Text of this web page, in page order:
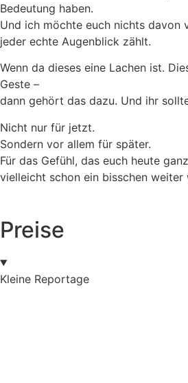
Bedeutung haben.
Und ich möchte euch nichts davon
jeder echte Augenblick zählt.
Wenn da dieses eine Lachen ist.
Geste –
dann gehört das dazu. Und ihr
Nicht nur für jetzt.
Sondern vor allem für später.
Für das Gefühl, das euch heute
vielleicht schon ein bisschen weiter
Preise
Kleine Reportage